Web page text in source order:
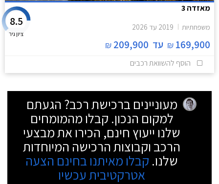
מאזדה 3
משפחתיות 2019 עד 2026
169,900
₪ עד 209,900
₪
8.5
ציון גיר
הוסף להשוואת רכבים
מעוניינים ברכישת רכב? הגעתם
למקום הנכון. קבלו מהמומחים
שלנו ייעוץ חינם, הכירו את מבצעי
הרכב וקבוצות הרכישה המיוחדות
שלנו. קבלו מאיתנו בחינם הצעה
אטרקטיבית עכשיו